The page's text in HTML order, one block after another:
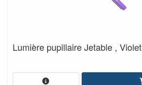
Lumière pupillaire Jetable , Violet